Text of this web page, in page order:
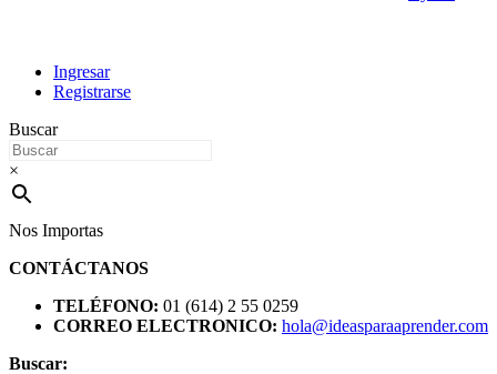
Ingresar
Registrarse
Buscar
×
Nos Importas
CONTÁCTANOS
TELÉFONO: 01 (614) 2 55 0259
CORREO ELECTRONICO: hola@ideasparaaprender.com
Buscar: